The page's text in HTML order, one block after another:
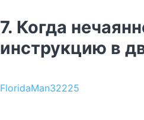
7. Когда
инструкцию в
FloridaMan32225